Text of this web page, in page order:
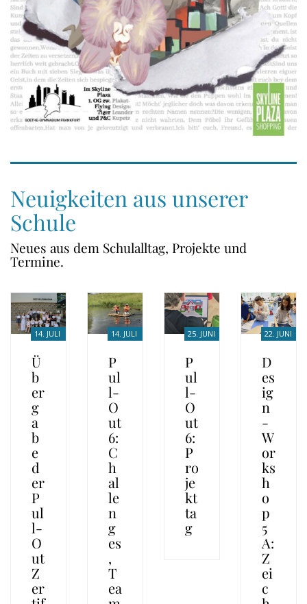
Neuigkeiten aus unserer
Schule
Neues aus dem Schulalltag, Projekte und
Termine.
14. JULI
Ü
b
er
g
a
b
e
d
er
P
ul
l-
O
ut
Z
er
14. JULI
P
ul
l-
O
ut
6:
C
h
al
le
n
g
es
,
T
ea
25. JUNI
P
ul
l-
O
ut
6:
P
ro
je
kt
ta
g
22. JUNI
D
es
ig
n
-
W
or
ks
h
o
p
5
A:
Z
ei
c